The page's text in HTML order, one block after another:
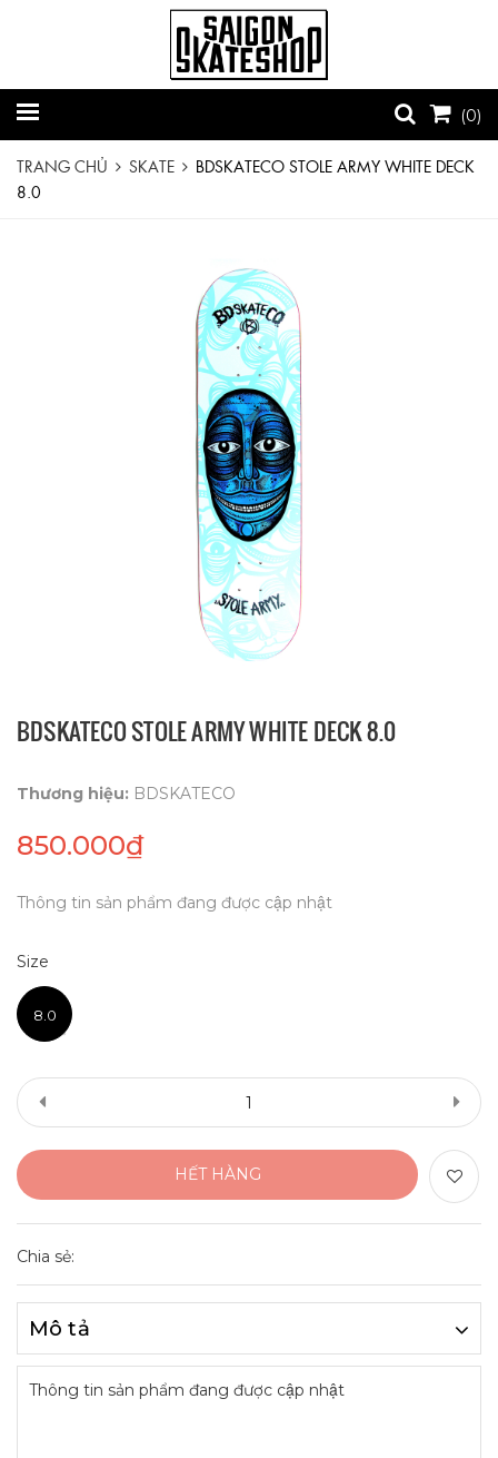
(0)
TRANG CHỦ SKATE
BDSKATECO STOLE ARMY WHITE DECK
8.0
BDSKATECO STOLE ARMY WHITE DECK 8.0
Thương hiệu: BDSKATECO
850.000₫
Thông tin sản phẩm đang được cập nhật
Size
8.0
HẾT HÀNG
Chia sẻ:
Mô tả
Thông tin sản phẩm đang được cập nhật